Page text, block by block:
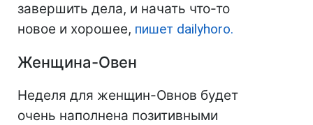
завершить дела, и начать что-то
новое и хорошее, пишет dailyhoro.
Женщина-Овен
Неделя для женщин-Овнов будет
очень наполнена позитивными